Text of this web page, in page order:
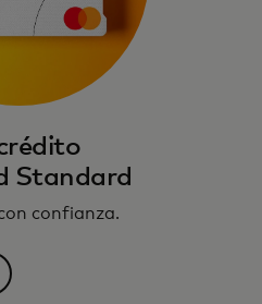
Standard
confianza.